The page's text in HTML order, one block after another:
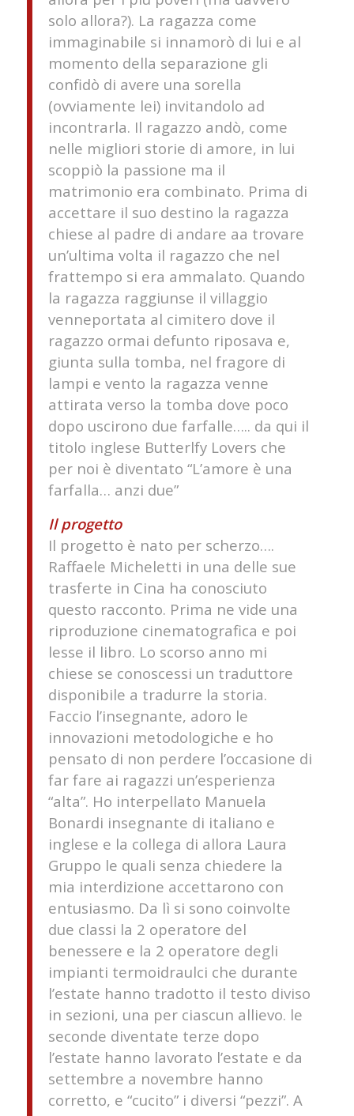
solo allora?). La ragazza come
immaginabile si innamorò di lui e al
momento della separazione gli
confidò di avere una sorella
(ovviamente lei) invitandolo ad
incontrarla. Il ragazzo andò, come
nelle migliori storie di amore, in lui
scoppiò la passione ma il
matrimonio era combinato. Prima di
accettare il suo destino la ragazza
chiese al padre di andare aa trovare
un’ultima volta il ragazzo che nel
frattempo si era ammalato. Quando
la ragazza raggiunse il villaggio
venneportata al cimitero dove il
ragazzo ormai defunto riposava e,
giunta sulla tomba, nel fragore di
lampi e vento la ragazza venne
attirata verso la tomba dove poco
dopo uscirono due farfalle….. da qui il
titolo inglese Butterlfy Lovers che
per noi è diventato “L’amore è una
farfalla… anzi due”
Il progetto
Il progetto è nato per scherzo….
Raffaele Micheletti in una delle sue
trasferte in Cina ha conosciuto
questo racconto. Prima ne vide una
riproduzione cinematografica e poi
lesse il libro. Lo scorso anno mi
chiese se conoscessi un traduttore
disponibile a tradurre la storia.
Faccio l’insegnante, adoro le
innovazioni metodologiche e ho
pensato di non perdere l’occasione di
far fare ai ragazzi un’esperienza
“alta”. Ho interpellato Manuela
Bonardi insegnante di italiano e
inglese e la collega di allora Laura
Gruppo le quali senza chiedere la
mia interdizione accettarono con
entusiasmo. Da lì si sono coinvolte
due classi la 2 operatore del
benessere e la 2 operatore degli
impianti termoidraulci che durante
l’estate hanno tradotto il testo diviso
in sezioni, una per ciascun allievo. le
seconde diventate terze dopo
l’estate hanno lavorato l’estate e da
settembre a novembre hanno
corretto, e “cucito” i diversi “pezzi”. A